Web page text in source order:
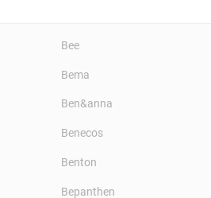
Bee
Bema
Ben&anna
Benecos
Benton
Bepanthen